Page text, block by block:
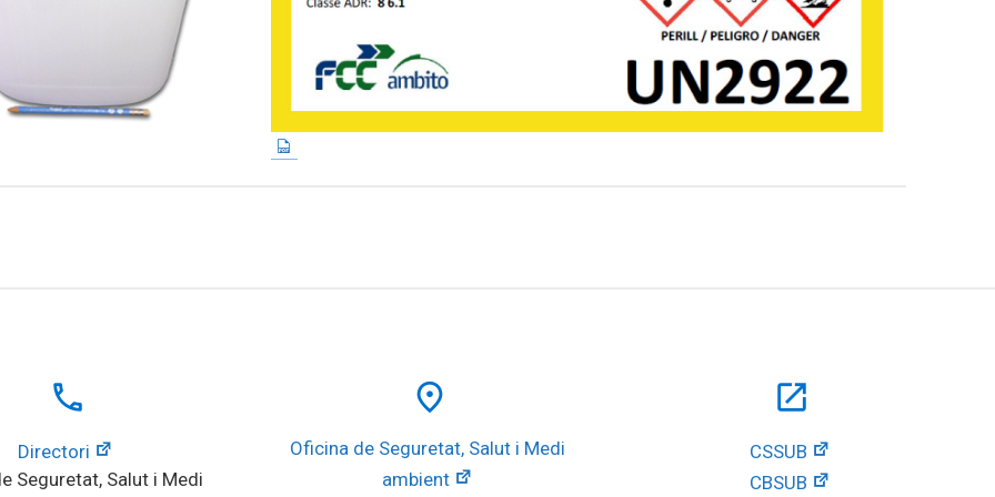
local_phone
Directori
Seguretat, Salut i Medi
place
Oficina de Seguretat, Salut i Medi
ambient
open_in_new
CSSUB
CBSUB